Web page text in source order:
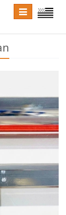
Toggle
language
Toggle
navigation